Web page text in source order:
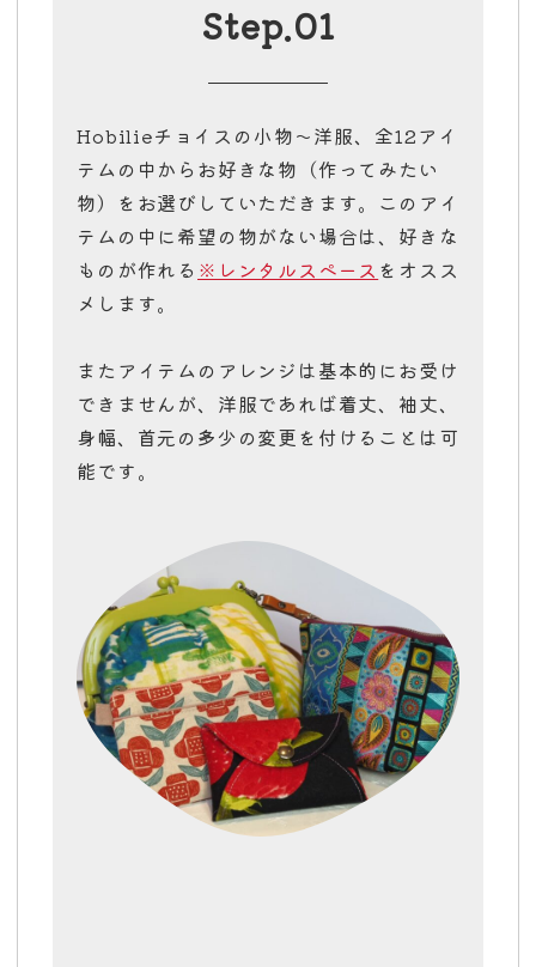
Step.01
Hobilieチョイスの小物〜洋服、全12アイ
テムの中からお好きな物（作ってみたい
物）をお選びしていただきます。このアイ
テムの中に希望の物がない場合は、好きな
ものが作れる ※レンタルスペース をオスス
メします。
またアイテムのアレンジは基本的にお受け
できませんが、洋服であれば着丈、袖丈、
身幅、首元の多少の変更を付けることは可
能です。